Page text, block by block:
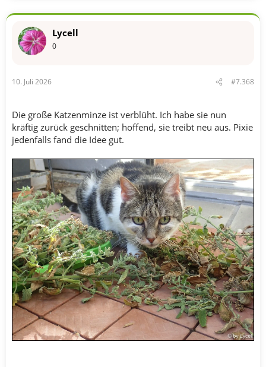
k
o
:
Lycell
0
10. Juli 2026 #7.368
Die große Katzenminze ist verblüht. Ich habe sie nun
kräftig zurück geschnitten; hoffend, sie treibt neu aus. Pixie
jedenfalls fand die Idee gut.